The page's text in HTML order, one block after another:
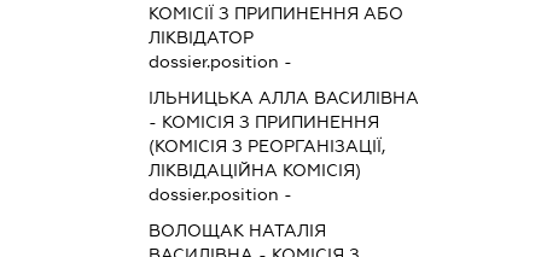
КОМІСІЇ З ПРИПИНЕННЯ АБО
ЛІКВІДАТОР
dossier.position -
ІЛЬНИЦЬКА АЛЛА ВАСИЛІВНА
- КОМІСІЯ З ПРИПИНЕННЯ
(КОМІСІЯ З РЕОРГАНІЗАЦІЇ,
ЛІКВІДАЦІЙНА КОМІСІЯ)
dossier.position -
ВОЛОЩАК НАТАЛІЯ